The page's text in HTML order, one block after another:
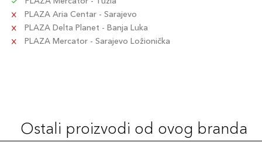
PLAZA Aria Centar - Sarajevo
PLAZA Delta Planet - Banja Luka
PLAZA Mercator - Sarajevo Ložionička
Ostali proizvodi od ovog branda